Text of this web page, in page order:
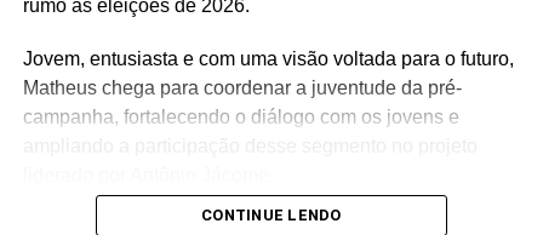
rumo às eleições de 2026.
Jovem, entusiasta e com uma visão voltada para o futuro,
Matheus chega para coordenar a juventude da pré-
campanha, fortalecendo o diálogo com os jovens e
Ao declarar seu apoio, Matheus afirmou acreditar na
CONTINUE LENDO